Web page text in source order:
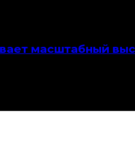
масштабный